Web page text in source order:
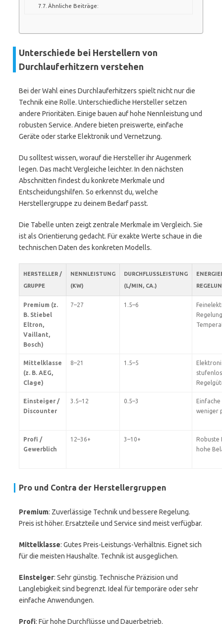
Ähnliche Beiträge:
Unterschiede bei Herstellern von
Durchlauferhitzern verstehen
Bei der Wahl eines Durchlauferhitzers spielt nicht nur die
Technik eine Rolle. Unterschiedliche Hersteller setzen
andere Prioritäten. Einige bauen auf hohe Nennleistung und
robusten Service. Andere bieten preiswerte, einfache
Geräte oder starke Elektronik und Vernetzung.
Du solltest wissen, worauf die Hersteller ihr Augenmerk
legen. Das macht Vergleiche leichter. In den nächsten
Abschnitten findest du konkrete Merkmale und
Entscheidungshilfen. So erkennst du, welche
Herstellergruppe zu deinem Bedarf passt.
Die Tabelle unten zeigt zentrale Merkmale im Vergleich. Sie
ist als Orientierung gedacht. Für exakte Werte schaue in die
technischen Daten des konkreten Modells.
HERSTELLER /
GRUPPE
NENNLEISTUNG
(KW)
DURCHFLUSSLEISTUNG
(L/MIN, CA.)
Premium (z.
B. Stiebel
Eltron,
Vaillant,
Bosch)
7–27 1.5–6
Mittelklasse
(z. B. AEG,
Clage)
8–21 1.5–5
Einsteiger /
Discounter
3.5–12 0.5–3
Einfache
weniger
Profi /
Gewerblich
12–36+ 3–10+
Robuste
hohe
Pro und Contra der Herstellergruppen
Premium: Zuverlässige Technik und bessere Regelung.
Preis ist höher. Ersatzteile und Service sind meist verfügbar.
Mittelklasse: Gutes Preis-Leistungs-Verhältnis. Eignet sich
für die meisten Haushalte. Technik ist ausgeglichen.
Einsteiger: Sehr günstig. Technische Präzision und
Langlebigkeit sind begrenzt. Ideal für temporäre oder sehr
einfache Anwendungen.
Profi: Für hohe Durchflüsse und Dauerbetrieb.